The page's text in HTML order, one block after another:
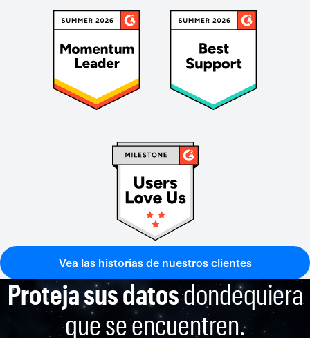
Vea las historias de nuestros clientes
Proteja sus datosdondequiera
que se encuentren.